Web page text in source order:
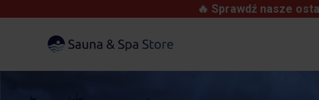
🔥 Sprawdź nasze